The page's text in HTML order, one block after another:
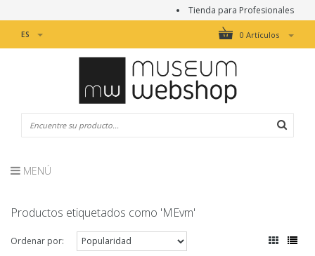
Tienda para Profesionales
0 Artículos
ES
MENÚ
Productos etiquetados como 'MEvm'
Ordenar por: